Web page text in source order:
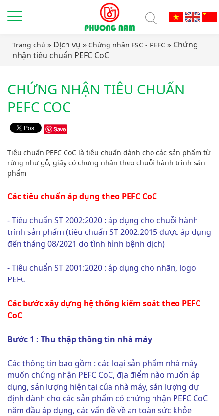
Trang chủ » Dịch vụ » Chứng nhận FSC - PEFC » Chứng
nhận tiêu chuẩn PEFC CoC
CHỨNG NHẬN TIÊU CHUẨN
PEFC COC
Tiêu chuẩn PEFC CoC là tiêu chuẩn dành cho các sản phẩm từ
rừng như gỗ, giấy có chứng nhận theo chuỗi hành trình sản
phẩm
Các tiêu chuẩn áp dụng theo PEFC CoC
- Tiêu chuẩn ST 2002:2020 : áp dụng cho chuỗi hành
trình sản phẩm (tiêu chuẩn ST 2002:2015 được áp dụng
đến tháng 08/2021 do tình hình bệnh dịch)
- Tiêu chuẩn ST 2001:2020 : áp dụng cho nhãn, logo
PEFC
Các bước xây dựng hệ thống kiểm soát theo PEFC
CoC
Bước 1 : Thu thập thông tin nhà máy
Các thông tin bao gồm : các loại sản phẩm nhà máy
muốn chứng nhận PEFC CoC, địa điểm nào muốn áp
dụng, sản lượng hiện tại của nhà máy, sản lượng dự
định dành cho các sản phẩm có chứng nhận PEFC CoC
năm đầu áp dụng, các vấn đề về an toàn sức khỏe